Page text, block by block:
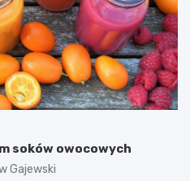
soków owocowych
Gajewski